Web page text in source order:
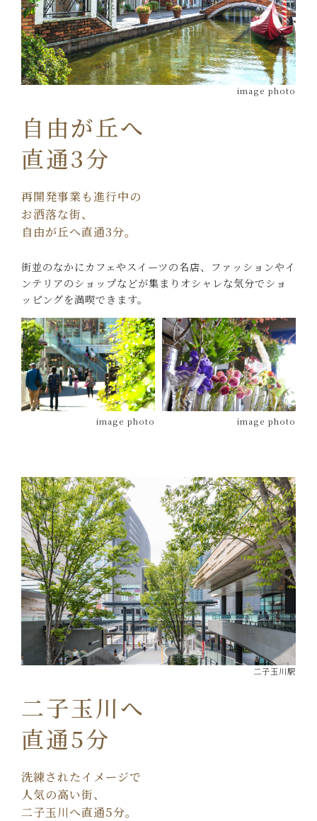
image photo
自由が丘へ
直通3分
再開発事業も進行中の
お洒落な街、
自由が丘へ直通3分。
街並のなかにカフェやスイーツの名店、 ファッションやイ
ンテリアのショップなどが集まり オシャレな気分でショ
ッピングを満喫できます。
image photo image photo
二子玉川駅
二子玉川へ
直通5分
洗練されたイメージで
人気の高い街、
二子玉川へ直通5分。